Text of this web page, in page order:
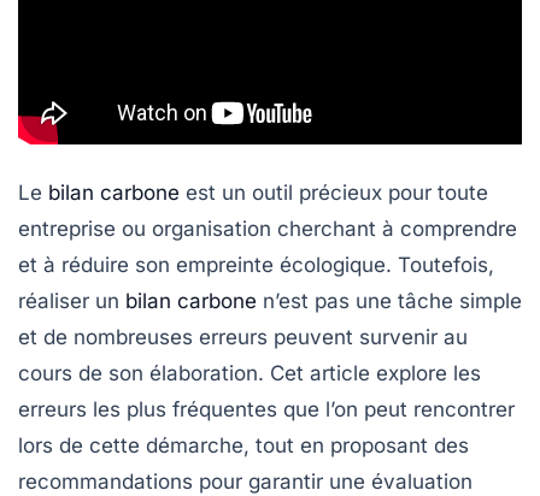
Le bilan carbone est un outil précieux pour toute
entreprise ou organisation cherchant à comprendre
et à réduire son empreinte écologique. Toutefois,
réaliser un bilan carbone n’est pas une tâche simple
et de nombreuses erreurs peuvent survenir au
cours de son élaboration. Cet article explore les
erreurs les plus fréquentes que l’on peut rencontrer
lors de cette démarche, tout en proposant des
recommandations pour garantir une évaluation